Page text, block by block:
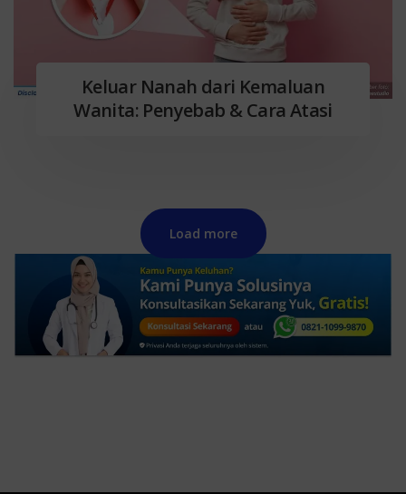
Keluar Nanah dari Kemaluan
Wanita: Penyebab & Cara Atasi
Load more